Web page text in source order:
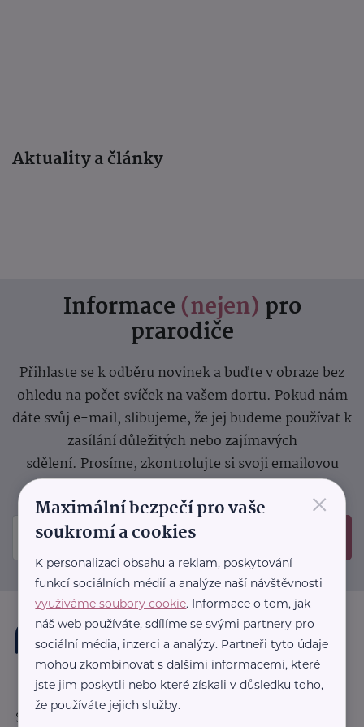
Aktuality a články
Informace (nejen) pro
prarodiče
Přihlaste se k odběru novinek a buďte v obraze bez
ohledu na počet svíček na vašem dortu. Pokud nám
dáte svůj e-mail, slibujeme, že jej budeme používat k
zasílání důležitých nebo zajímavých
sdělení. Prosíme, zkontrolujte si svoji emailovou
schránku, kam jsme poslali potvrzovací e-mail.
Sledujte nás:
×
Maximální bezpečí pro vaše
soukromí a cookies
K personalizaci obsahu a reklam, poskytování
funkcí sociálních médií a analýze naší návštěvnosti
využíváme soubory cookie. Informace o tom, jak
náš web používáte, sdílíme se svými partnery pro
sociální média, inzerci a analýzy. Partneři tyto údaje
mohou zkombinovat s dalšími informacemi, které
jste jim poskytli nebo které získali v důsledku toho,
že používáte jejich služby.